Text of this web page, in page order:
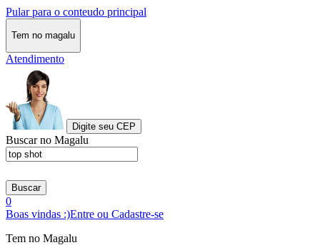
Pular para o conteudo principal
Tem no magalu
Atendimento
Digite seu CEP
Buscar no Magalu
Buscar
0
Boas vindas :)Entre ou Cadastre-se
Tem no Magalu